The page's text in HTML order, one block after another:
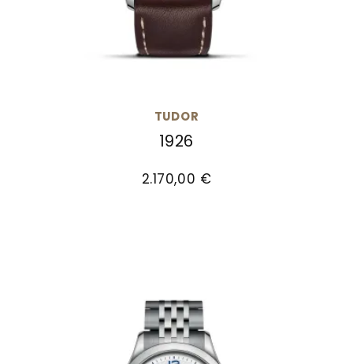
TUDOR
1926
2.170,00 €